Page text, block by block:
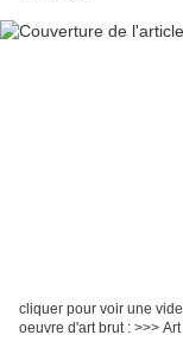
cliquer pour voir une
oeuvre d'art brut : >>>